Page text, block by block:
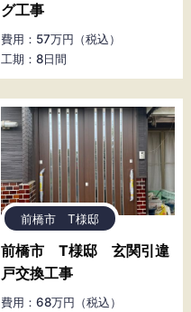
グ工事
費用：57万円（税込）
工期：8日間
前橋市 T様邸
前橋市 T様邸 玄関引違
戸交換工事
費用：68万円（税込）